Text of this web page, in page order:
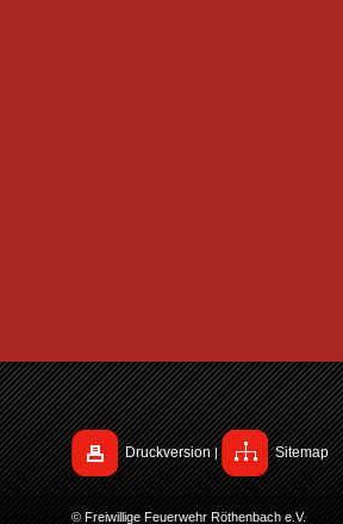
Druckversion | Sitemap
© Freiwillige Feuerwehr Röthenbach e.V.